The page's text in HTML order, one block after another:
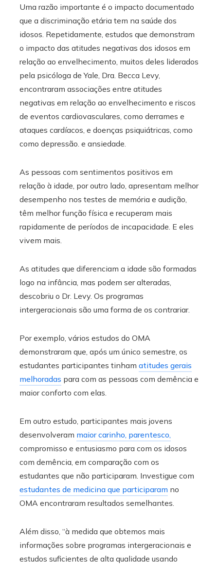
Uma razão importante é o impacto documentado
que a discriminação etária tem na saúde dos
idosos. Repetidamente, estudos que demonstram
o impacto das atitudes negativas dos idosos em
relação ao envelhecimento, muitos deles liderados
pela psicóloga de Yale, Dra. Becca Levy,
encontraram associações entre atitudes
negativas em relação ao envelhecimento e riscos
de eventos cardiovasculares, como derrames e
ataques cardíacos, e doenças psiquiátricas, como
como depressão. e ansiedade.
As pessoas com sentimentos positivos em
relação à idade, por outro lado, apresentam melhor
desempenho nos testes de memória e audição,
têm melhor função física e recuperam mais
rapidamente de períodos de incapacidade. E eles
vivem mais.
As atitudes que diferenciam a idade são formadas
logo na infância, mas podem ser alteradas,
descobriu o Dr. Levy. Os programas
intergeracionais são uma forma de os contrariar.
Por exemplo, vários estudos do OMA
demonstraram que, após um único semestre, os
estudantes participantes tinham atitudes gerais
melhoradas para com as pessoas com demência e
maior conforto com elas.
Em outro estudo, participantes mais jovens
desenvolveram maior carinho, parentesco,
compromisso e entusiasmo para com os idosos
com demência, em comparação com os
estudantes que não participaram. Investigue com
estudantes de medicina que participaram no
OMA encontraram resultados semelhantes.
Além disso, “à medida que obtemos mais
informações sobre programas intergeracionais e
estudos suficientes de alta qualidade usando